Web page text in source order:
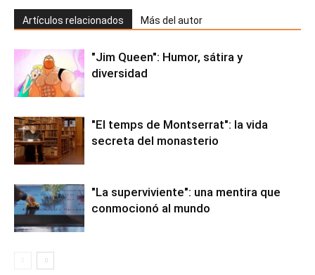
Artículos relacionados Más del autor
"Jim Queen": Humor, sátira y
diversidad
"El temps de Montserrat": la vida
secreta del monasterio
"La superviviente": una mentira que
conmocionó al mundo